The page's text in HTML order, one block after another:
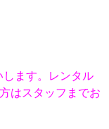
します。レンタル
はスタッフまでお